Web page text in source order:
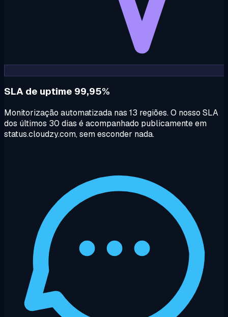
SLA de uptime 99,95%
Monitorização automatizada nas 13 regiões. O nosso SLA
dos últimos 30 dias é acompanhado publicamente em
status.cloudzy.com, sem esconder nada.